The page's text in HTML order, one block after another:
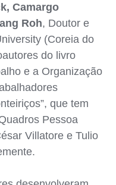
Camargo
Roh, Doutor e
(Coreia do
do livro
e a Organização
que tem
Pessoa
Villatore e Tulio